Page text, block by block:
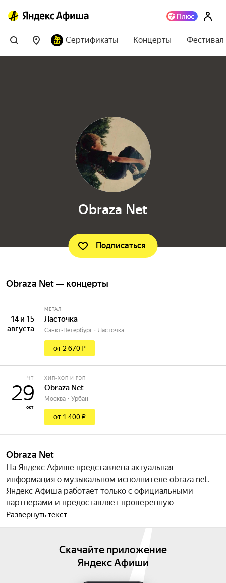
Сертификаты Концерты
Obraza Net
Подписаться
Obraza Net — концерты
14 и 15
августа
МЕТАЛ
Ласточка
Санкт-Петербург Ласточка
от 2 670 ₽
ЧТ
29
окт
ХИП-ХОП И РЭП
Obraza Net
Москва Урбан
от 1 400 ₽
Obraza Net
На Яндекс Афише представлена актуальная
информация о музыкальном исполнителе obraza net.
Яндекс Афиша работает только c официальными
партнерами и предоставляет проверенную
информацию о событиях и датах всех выступлений. Мы
регулярно публикуем актуальный перечень событий, а
артисте obraza net, творчестве и карьере.
Подпишитесь на уведомления, и вы сможете
Развернуть текст
Скачайте приложение
Яндекс Афиши